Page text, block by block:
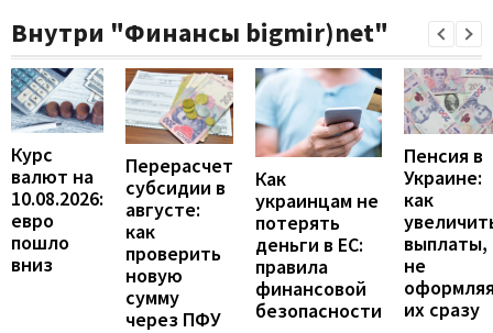
Внутри "Финансы bigmir)net"
Курс
валют на
10.08.2026:
евро
пошло
вниз
Перерасчет
субсидии в
августе:
как
проверить
новую
сумму
через ПФУ
Как
украинцам не
потерять
деньги в ЕС:
правила
финансовой
безопасности
Пенсия в
Украине:
как
выплаты,
не
их сразу